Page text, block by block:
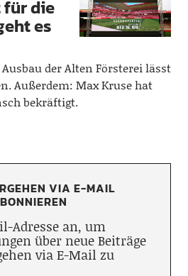
für die
es
der Alten Försterei lässt
Außerdem: Max Kruse hat
bekräftigt.
VIA E-MAIL
Adresse an, um
über neue Beiträge
via E-Mail zu